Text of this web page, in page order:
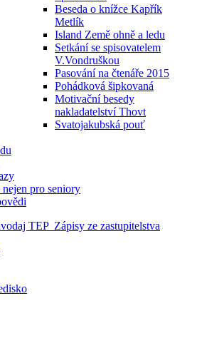
Beseda o knížce Kapřík
Metlík
Island Země ohně a ledu
Setkání se spisovatelem
V.Vondruškou
Pasování na čtenáře 2015
Pohádková šipkovaná
Motivační besedy
nakladatelství Thovt
Svatojakubská pouť
pro seniory
TEP Zápisy ze zastupitelstva